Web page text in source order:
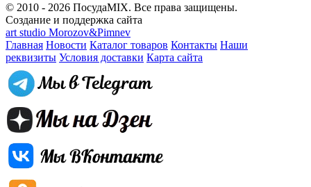
© 2010 - 2026 ПосудаMIX. Все права защищены.
Создание и поддержка сайта
art studio Morozov&Pimnev
Главная Новости Каталог товаров Контакты Наши
реквизиты Условия доставки Карта сайта